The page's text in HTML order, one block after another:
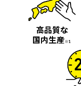
高品質な
国内生産※1